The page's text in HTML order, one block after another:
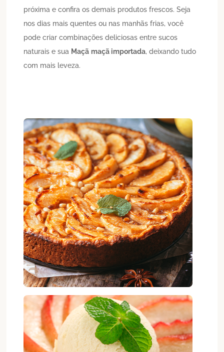
próxima e confira os demais produtos frescos. Seja
nos dias mais quentes ou nas manhãs frias, você
pode criar combinações deliciosas entre sucos
naturais e sua Maçã maçã importada, deixando tudo
com mais leveza.